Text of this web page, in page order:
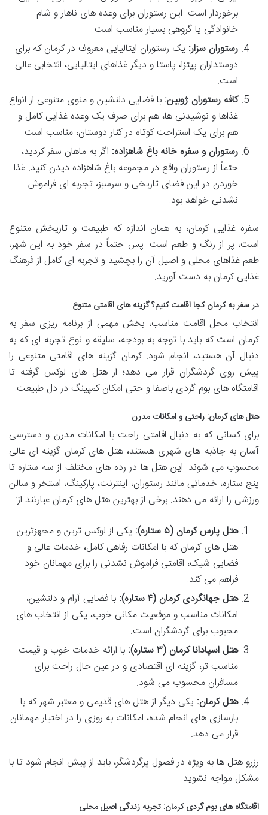
برخوردار است. این رستوران برای وعده های ناهار و شام
خانوادگی یا گروهی بسیار مناسب است.
رستوران سزار: یک رستوران ایتالیایی معروف در کرمان که برای
دوستداران پیتزا، پاستا و دیگر غذاهای ایتالیایی، انتخابی عالی
است.
کافه رستوران ژوبین: با فضایی دلنشین و منوی متنوعی از انواع
غذاها و نوشیدنی ها، هم برای صرف یک وعده غذایی کامل و
هم برای یک استراحت کوتاه در کنار دوستان، مناسب است.
رستوران و سفره خانه باغ شاهزاده: اگر به ماهان سفر کردید،
حتماً از رستوران واقع در مجموعه باغ شاهزاده دیدن کنید. غذا
خوردن در این فضای تاریخی و سرسبز، تجربه ای فراموش
نشدنی خواهد بود.
سفره غذایی کرمان، به همان اندازه که طبیعت و تاریخش متنوع
است، پر از رنگ و طعم است. پس حتماً در سفر خود به این شهر،
طعم غذاهای محلی و اصیل آن را بچشید و تجربه ای کامل از فرهنگ
غذایی کرمان به دست آورید.
در سفر به کرمان کجا اقامت کنیم؟ گزینه های اقامتی متنوع
انتخاب محل اقامت مناسب، بخش مهمی از برنامه ریزی سفر به
کرمان است که باید با توجه به بودجه، سلیقه و نوع تجربه ای که به
دنبال آن هستید، انجام شود. کرمان گزینه های اقامتی متنوعی را
پیش روی گردشگران قرار می دهد؛ از هتل های لوکس گرفته تا
اقامتگاه های بوم گردی باصفا و حتی امکان کمپینگ در دل طبیعت.
هتل های کرمان: راحتی و امکانات مدرن
برای کسانی که به دنبال اقامتی راحت با امکانات مدرن و دسترسی
آسان به جاذبه های شهری هستند، هتل های کرمان گزینه ای عالی
محسوب می شوند. این هتل ها در رده های مختلف از سه ستاره تا
پنج ستاره، خدماتی مانند رستوران، اینترنت، پارکینگ، استخر و سالن
ورزشی را ارائه می دهند. برخی از بهترین هتل های کرمان عبارتند از:
هتل پارس کرمان (۵ ستاره):
یکی از لوکس ترین و مجهزترین
هتل های کرمان که با امکانات رفاهی کامل، خدمات عالی و
فضایی شیک، اقامتی فراموش نشدنی را برای مهمانان خود
فراهم می کند.
هتل جهانگردی کرمان (۴ ستاره):
با فضایی آرام و دلنشین،
امکانات مناسب و موقعیت مکانی خوب، یکی از انتخاب های
محبوب برای گردشگران است.
هتل اسپادانا کرمان (۳ ستاره):
با ارائه خدمات خوب و قیمت
مناسب تر، گزینه ای اقتصادی و در عین حال راحت برای
مسافران محسوب می شود.
هتل کرمان: یکی دیگر از هتل های قدیمی و معتبر شهر که با
بازسازی های انجام شده، امکانات به روزی را در اختیار مهمانان
قرار می دهد.
رزرو هتل ها به ویژه در فصول پرگردشگر، باید از پیش انجام شود تا با
مشکل مواجه نشوید.
اقامتگاه های بوم گردی کرمان: تجربه زندگی اصیل محلی